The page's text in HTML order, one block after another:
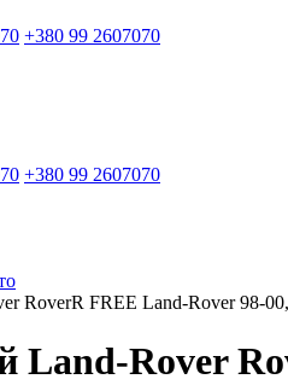
+380 99 2607070
+380 99 2607070
RoverR FREE Land-Rover 98-
Land-Rover